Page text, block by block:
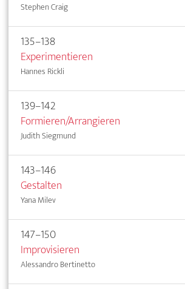
Stephen Craig
135–138
Experimentieren
Hannes Rickli
139–142
Formieren/Arrangieren
Judith Siegmund
143–146
Gestalten
Yana Milev
147–150
Improvisieren
Alessandro Bertinetto